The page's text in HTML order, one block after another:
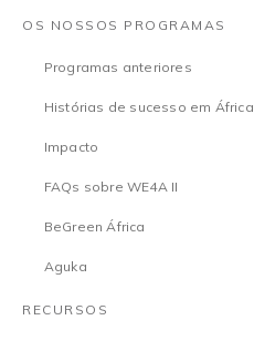
OS NOSSOS PROGRAMAS
Programas anteriores
Histórias de sucesso em África
Impacto
FAQs sobre WE4A II
BeGreen África
Aguka
RECURSOS